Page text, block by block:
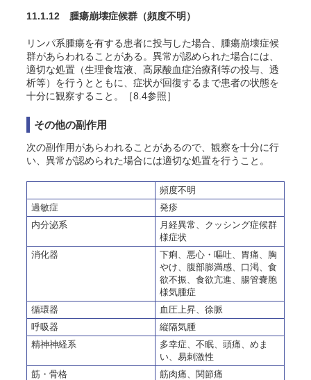
11.1.12 腫瘍崩壊症候群 （頻度不明）
リンパ系腫瘍を有する患者に投与した場合、腫瘍崩壊症候
群があらわれることがある。異常が認められた場合には、
適切な処置（生理食塩液、高尿酸血症治療剤等の投与、透
析等）を行うとともに、症状が回復するまで患者の状態を
十分に観察すること。［8.4参照］
その他の副作用
次の副作用があらわれることがあるので、観察を十分に行
い、異常が認められた場合には適切な処置を行うこと。
頻度不明
過敏症
発疹
内分泌系
月経異常、クッシング症候群
様症状
消化器
下痢、悪心・嘔吐、胃痛、胸
やけ、腹部膨満感、口渇、食
欲不振、食欲亢進、腸管嚢胞
様気腫症
循環器
血圧上昇、徐脈
呼吸器
縦隔気腫
精神神経系
多幸症、不眠、頭痛、めま
い、易刺激性
筋・骨格
筋肉痛、関節痛